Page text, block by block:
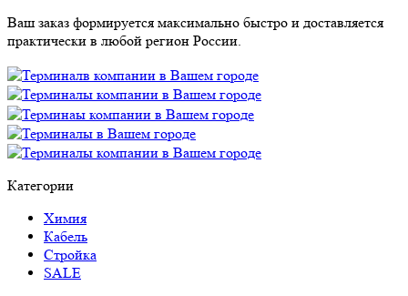
Ваш заказ формируется максимально быстро и доставляется
практически в любой регион России.
Категории
Химия
Кабель
Стройка
SALE